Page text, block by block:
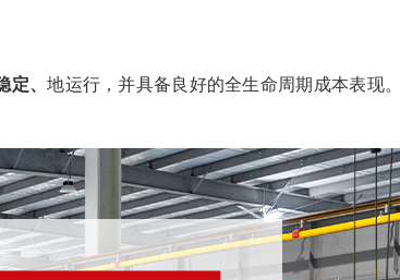
定、地运行，并具备良好的全生命周期成本表现